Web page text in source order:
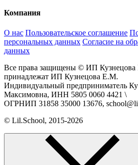
Компания
О нас Пользовательское соглашение
персональных данных Согласие на
данных
Все права защищены © ИП
принадлежат ИП Кузнецова Е.М.
Индивидуальный предприниматель
Максимовна, ИНН 5805 0060 4421 \
ОГРНИП 31858 35000 13676,
© Lil.School, 2015‐2026